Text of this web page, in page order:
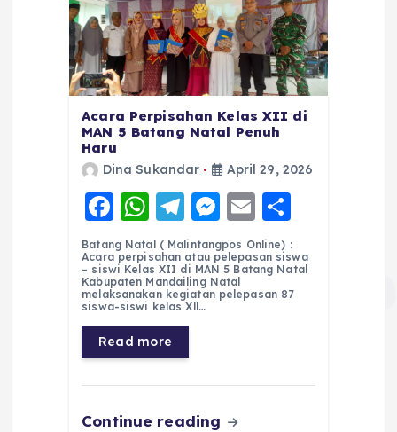
Acara Perpisahan Kelas XII di
MAN 5 Batang Natal Penuh
Haru
Dina Sukandar April 29, 2026
F
a
c
e
b
o
o
k
W
h
a
ts
A
p
p
T
el
e
g
r
a
m
M
e
ss
e
er
E
m
ai
l
h
a
re
Batang Natal ( Malintangpos Online) :
Acara perpisahan atau pelepasan siswa
– siswi Kelas XII di MAN 5 Batang Natal
Kabupaten Mandailing Natal
melaksanakan kegiatan pelepasan 87
siswa-siswi kelas Xll…
Read more
Continue reading